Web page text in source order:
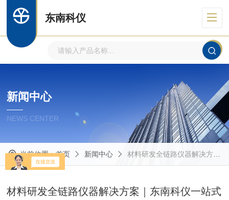
东南科仪
新闻中心
NEWS CENTER
当前位置：首页 新闻中心 材料研发全链路仪器解决方案｜东南科仪一站式赋能新材料产业创新
材料研发全链路仪器解决方案｜东南科仪一站式